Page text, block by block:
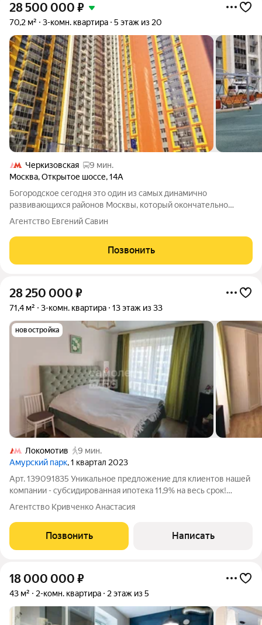
28 500 000 ₽
70,2 м² 3-комн. квартира 5 этаж из 20
Черкизовская
9 мин.
Москва,Открытое шоссе,14А
Богородское сегодня это один из самых динамично
развивающихся районов Москвы, который окончательно
прощается с имиджем «индустриального». Благодаря
превращается в современный жилой кластер с
Агентство Евгений Савин
Позвонить
28 250 000 ₽
71,4 м² 3-комн. квартира 13 этаж из 33
новостройка
Локомотив
9 мин.
Амурский парк, 1 квартал 2023
Арт. 139091835 Уникальное предложение для клиентов нашей
компании - субсидированная ипотека 11,9% на весь срок!
Просторная и светлая трехкомнатная квартира с продуманной
планировкой ждет своих новых владельцев. Общая площадь
квартиры составляет 71.4
Агентство Кривченко Анастасия
Позвонить Написать
18 000 000 ₽
43 м² 2-комн. квартира 2 этаж из 5